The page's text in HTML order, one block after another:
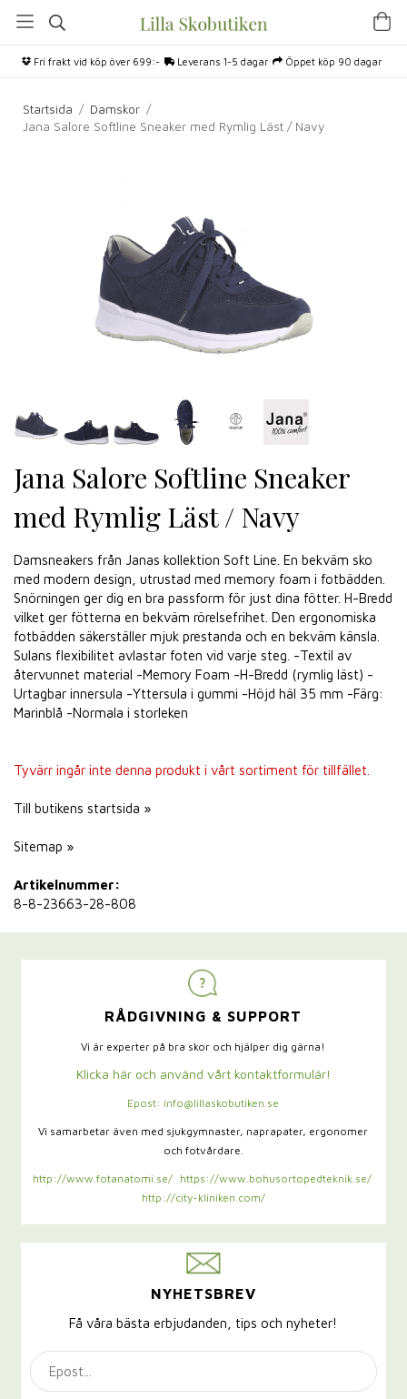
Fri frakt vid köp över 699:- Leverans 1-5 dagar Öppet köp 90 dagar
Startsida / Damskor /
Jana Salore Softline Sneaker med Rymlig Läst / Navy
Jana Salore Softline Sneaker
med Rymlig Läst / Navy
Damsneakers från Janas kollektion Soft Line. En bekväm sko
med modern design, utrustad med memory foam i fotbädden.
Snörningen ger dig en bra passform för just dina fötter. H-Bredd
vilket ger fötterna en bekväm rörelsefrihet. Den ergonomiska
fotbädden säkerställer mjuk prestanda och en bekväm känsla.
Sulans flexibilitet avlastar foten vid varje steg. -Textil av
återvunnet material -Memory Foam -H-Bredd (rymlig läst) -
Urtagbar innersula -Yttersula i gummi -Höjd häl 35 mm -Färg:
Marinblå -Normala i storleken
Tyvärr ingår inte denna produkt i vårt sortiment för tillfället.
Till butikens startsida »
Sitemap »
Artikelnummer:
8-8-23663-28-808
RÅDGIVNING & SUPPORT
Vi är experter på bra skor och hjälper dig gärna!
Klicka här och använd vårt kontaktformulär!
Epost: info@lillaskobutiken.se
Vi samarbetar även med sjukgymnaster, naprapater, ergonomer
och fotvårdare.
http://www.fotanatomi.se/
https://www.bohusortopedteknik.se/
http://city-kliniken.com/
NYHETSBREV
Få våra bästa erbjudanden, tips och nyheter!